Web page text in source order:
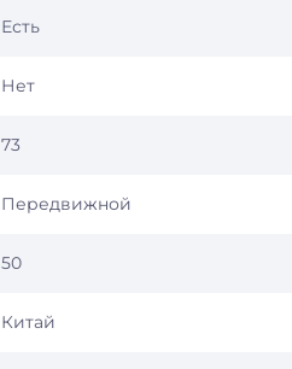
Есть
Нет
73
Передвижной
50
Китай